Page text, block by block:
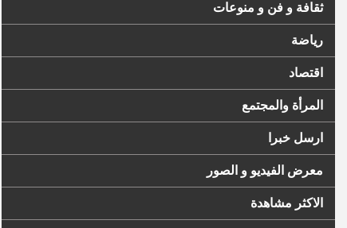
ثقافة و فن و منوعات
رياضة
اقتصاد
المرأة والمجتمع
ارسل خبرا
معرض الفيديو و الصور
الاكثر مشاهدة